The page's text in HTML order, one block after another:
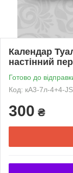
Календар
настінний
Готово до
Код: кА3-7л-4+4-
300 ₴